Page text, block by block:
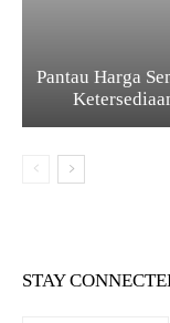
Pantau Harga
STAY